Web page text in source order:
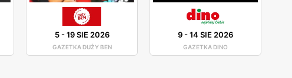
5-19 SIE 2026
GAZETKA DUŻY BEN
9-14 SIE 2026
GAZETKA DINO